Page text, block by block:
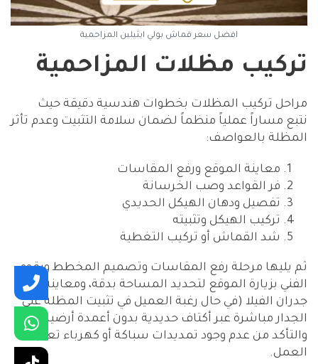
افضل سعر قماش بولي ايثيلين المزاحمية
تركيب مظلات المزاحمية
مراحل تركيب المظلات بخطوات هندسية دقيقة حيث
نتبع مساراً عملياً منظماً لضمان سلامة التثبيت وعدم تأثر
المظلة بالعواصف:
معاينة الموقع ورفع المقاسات
فر القواعد وصب الخرسانة
تفصيل ودهان الهيكل الحديدي
تركيب الهيكل وتثبيته
شد القماش أو تركيب التغطية
ثم يليها مرحلة رفع المقاسات وتصميم المخطط ويقوم
الفني بزيارة الموقع لتحديد المساحة بدقة، ومعاينة
جدران الفيلا (في حال رغبة العميل في تثبيت المظلة على
الجدار مباشرة عبر أكتاف حديدية بدون أعمدة أرضية)،
والتأكد من عدم وجود تمديدات سباكة أو كهرباء تعيق
العمل.